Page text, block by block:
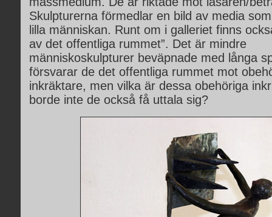
Skulpturerna förmedlar en bild av media
lilla människan. Runt om i galleriet finns
av det offentliga rummet”. Det är mindre
människoskulpturer beväpnade med långa
försvarar de det offentliga rummet mot
inkräktare, men vilka är dessa obehöriga
borde inte de också få uttala sig?